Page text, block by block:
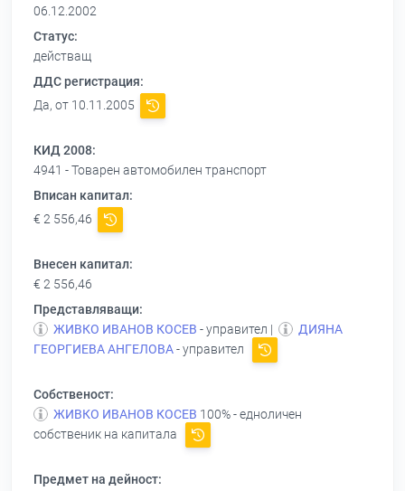
06.12.2002
Статус:
действащ
ДДС регистрация:
Да, от 10.11.2005
КИД 2008:
4941 - Товарен автомобилен транспорт
Вписан капитал:
€ 2 556,46
Внесен капитал:
€ 2 556,46
Представляващи:
ЖИВКО ИВАНОВ КОСЕВ - управител |
ДИЯНА
ГЕОРГИЕВА АНГЕЛОВА- управител
Собственост:
ЖИВКО ИВАНОВ КОСЕВ 100% - едноличен
собственик на капитала
Предмет на дейност: